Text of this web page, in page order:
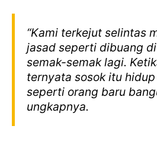
“Kami terkejut selintas
jasad seperti dibuang
semak-semak lagi.
ternyata sosok itu
seperti orang baru
ungkapnya.